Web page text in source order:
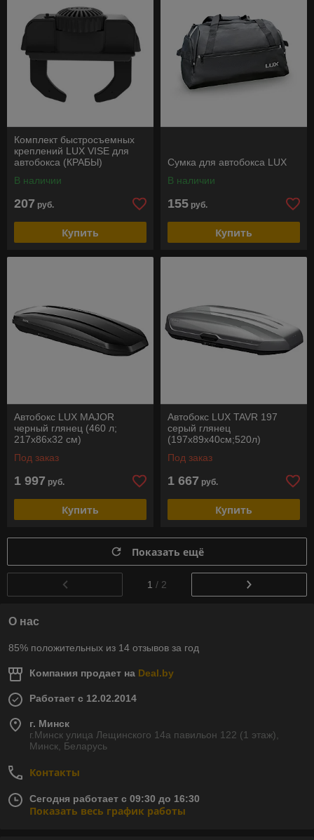
Комплект быстросъемных
креплений LUX VISE для
автобокса (КРАБЫ)
В наличии
207 руб.
Купить
Сумка для автобокса LUX
В наличии
155 руб.
Купить
Автобокс LUX MAJOR
черный глянец (460 л;
217х86х32 см)
Под заказ
1 997 руб.
Купить
Автобокс LUX TAVR 197
серый глянец
(197х89х40см;520л)
Под заказ
1 667 руб.
Купить
Показать ещё
1 / 2
О нас
85% положительных из 14 отзывов за год
Компания продает на Deal.by
Работает с 12.02.2014
г. Минск
г.Минск улица Лещинского 14а павильон 122 (1 этаж),
Минск, Беларусь
Контакты
Сегодня работает с 09:30 до 16:30
Показать весь график работы